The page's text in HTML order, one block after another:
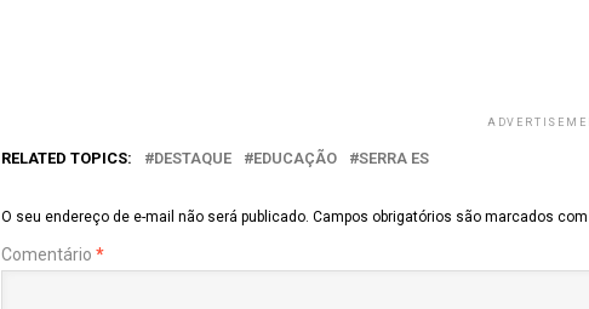
RELATED TOPICS: DESTAQUE EDUCAÇÃO SERRA ES
O seu endereço de e-mail não será publicado. Campos obrigatórios são marcados com
Comentário *